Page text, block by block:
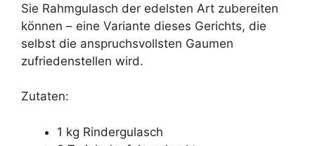
Sie Rahmgulasch der edelsten Art zubereiten
können – eine Variante dieses Gerichts, die
selbst die anspruchsvollsten Gaumen
zufriedenstellen wird.
Zutaten:
1 kg Rindergulasch